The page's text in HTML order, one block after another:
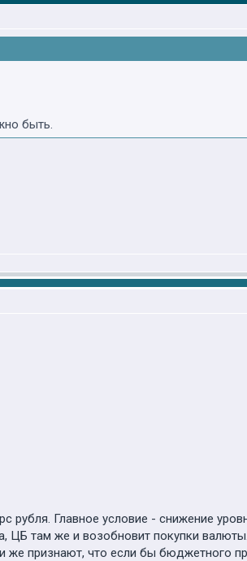
быть.
рубля. Главное условие - снижение
ЦБ там же и возобновит покупки
же признают, что если бы бюджетного